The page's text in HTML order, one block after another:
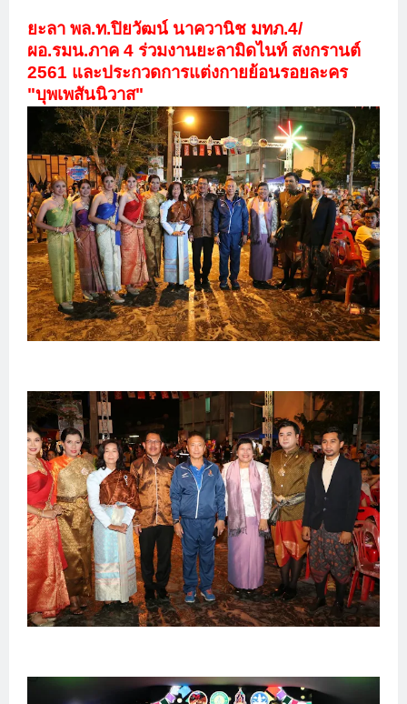
ยะลา พล.ท.ปิยวัฒน์ นาควานิช มทภ.4/
ผอ.รมน.ภาค 4 ร่วมงานยะลามิดไนท์ สงกรานต์
2561 และประกวดการแต่งกายย้อนรอยละคร
"บุพเพสันนิวาส"